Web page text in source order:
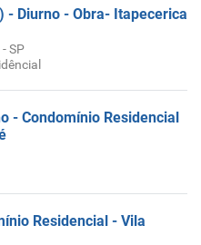
- Diurno - Obra- Itapecerica
SP
- Condomínio Residencial
Residencial - Vila